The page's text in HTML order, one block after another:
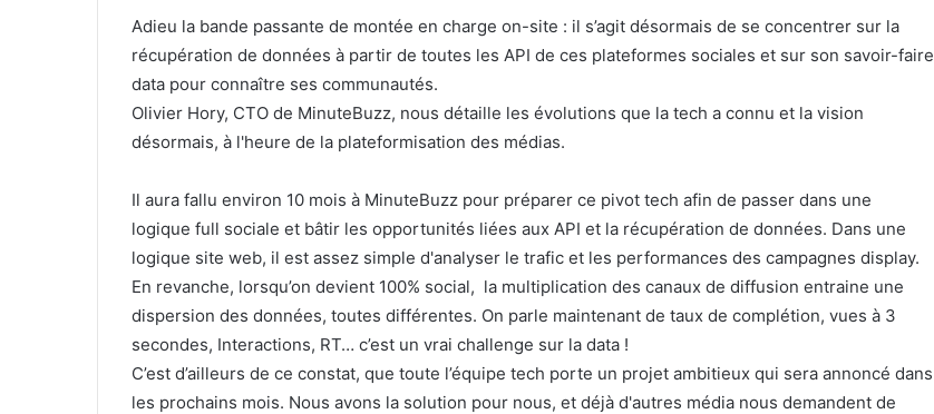
Adieu la bande passante de montée en charge on-site : il s’agit désormais de se concentrer sur la
récupération de données à partir de toutes les API de ces plateformes sociales et sur son savoir-faire
data pour connaître ses communautés.
Olivier Hory, CTO de MinuteBuzz, nous détaille les évolutions que la tech a connu et la vision
désormais, à l'heure de la plateformisation des médias.
Il aura fallu environ 10 mois à MinuteBuzz pour préparer ce pivot tech afin de passer dans une
logique full sociale et bâtir les opportunités liées aux API et la récupération de données. Dans une
logique site web, il est assez simple d'analyser le trafic et les performances des campagnes display.
En revanche, lorsqu’on devient 100% social, la multiplication des canaux de diffusion entraine une
dispersion des données, toutes différentes. On parle maintenant de taux de complétion, vues à 3
secondes, Interactions, RT… c’est un vrai challenge sur la data !
C’est d’ailleurs de ce constat, que toute l’équipe tech porte un projet ambitieux qui sera annoncé dans
les prochains mois. Nous avons la solution pour nous, et déjà d'autres média nous demandent de